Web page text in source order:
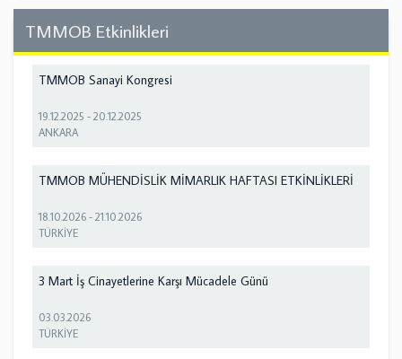
TMMOB Etkinlikleri
TMMOB Sanayi Kongresi
19.12.2025 -20.12.2025
ANKARA
TMMOB MÜHENDİSLİK MİMARLIK HAFTASI ETKİNLİKLERİ
18.10.2026 -21.10.2026
TÜRKİYE
3 Mart İş Cinayetlerine Karşı Mücadele Günü
03.03.2026
TÜRKİYE